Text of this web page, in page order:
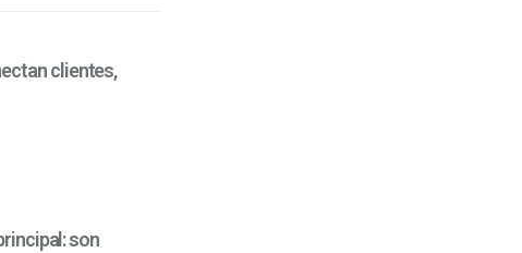
clientes,
son